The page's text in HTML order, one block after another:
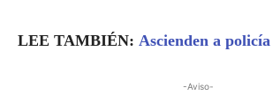
LEE TAMBIÉN: Ascienden a
-Aviso-